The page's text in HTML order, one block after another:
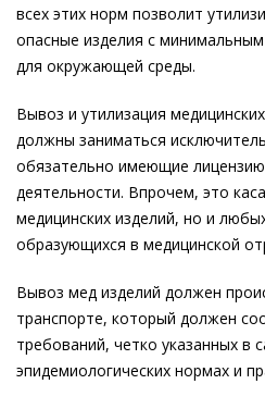
всех этих норм позволит
опасные изделия с
для окружающей среды.
Вывоз и утилизация
должны заниматься
обязательно имеющие
деятельности. Впрочем, это
медицинских изделий, но и
образующихся в медицинской
Вывоз мед изделий должен
транспорте, который должен
требований, четко указанных в
эпидемиологических нормах и